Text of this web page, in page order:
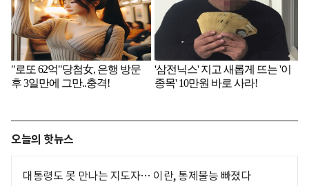
오늘의 핫뉴스
대통령도 못 만나는 지도자… 이란, 통제불능 빠졌다